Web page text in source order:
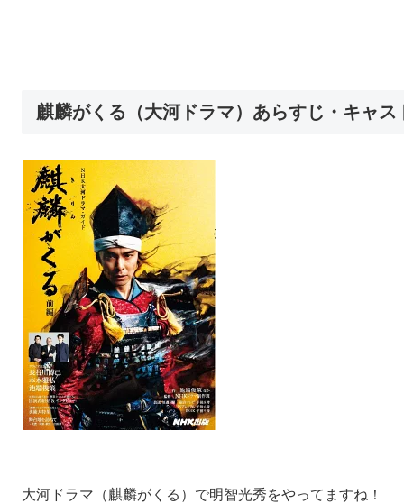
麒麟がくる（大河ドラマ）あらすじ・キャ
大河ドラマ（麒麟がくる）で明智光秀をやってますね！